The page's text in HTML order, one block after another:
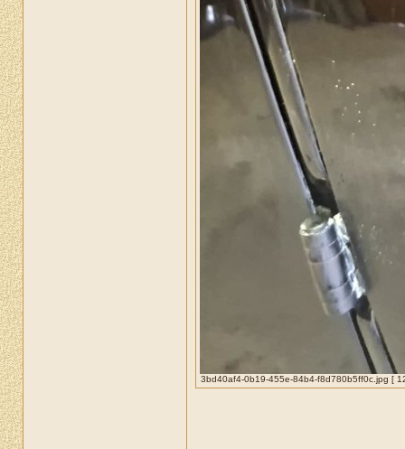
3bd40af4-0b19-455e-84b4-f8d780b5ff0c.jpg [